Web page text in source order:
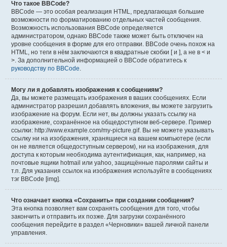
Что такое BBCode?
BBCode — это особая реализация HTML, предлагающая большие
возможности по форматированию отдельных частей сообщения.
Возможность использования BBCode определяется
администратором, однако BBCode также может быть отключен на
уровне сообщения в форме для его отправки. BBCode очень похож на
HTML, но теги в нём заключаются в квадратные скобки [ и ], а не в < и
>. За дополнительной информацией о BBCode обратитесь к
руководству по BBCode.
Могу ли я добавлять изображения к сообщениям?
Да, вы можете размещать изображения в ваших сообщениях. Если
администратор разрешил добавлять вложения, вы можете загрузить
изображение на форум. Если нет, вы должны указать ссылку на
изображение, сохранённое на общедоступном веб-сервере. Пример
ссылки: http://www.example.com/my-picture.gif. Вы не можете указывать
ссылку ни на изображения, хранящиеся на вашем компьютере (если
он не является общедоступным сервером), ни на изображения, для
доступа к которым необходима аутентификация, как, например, на
почтовые ящики hotmail или yahoo, защищённые паролями сайты и
т.п. Для указания ссылок на изображения используйте в сообщениях
тэг BBCode [img].
Что означает кнопка «Сохранить» при создании сообщения?
Эта кнопка позволяет вам сохранять сообщения для того, чтобы
закончить и отправить их позже. Для загрузки сохранённого
сообщения перейдите в раздел «Черновики» вашей личной панели
управления.